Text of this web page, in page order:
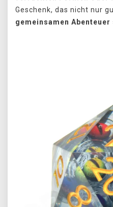
Geschenk, das nicht nur
gemeinsamen